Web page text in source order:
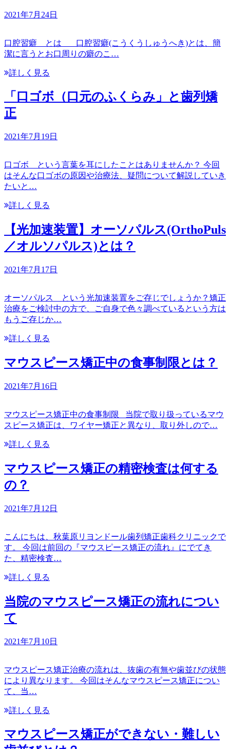
2021年7月24日
口腔習癖 とは 口腔習癖(こうくうしゅうへき)とは、簡
潔に言うとお口周りの癖のこ…
詳しく見る
「口ゴボ（口元のふくらみ」と歯列矯
正
2021年7月19日
口ゴボ という言葉を耳にしたことはありませんか？ 今回
はそんな口ゴボの原因や治療法、疑問について解説していき
たいと…
詳しく見る
【光加速装置】オーソパルス(OrthoPuls
／オルソパルス)とは？
2021年7月17日
オーソパルス という光加速装置をご存じでしょうか？矯正
治療をご検討中の方で、ご自身で色々調べているという方は
もうご存じか…
詳しく見る
マウスピース矯正中の食事制限とは？
2021年7月16日
マウスピース矯正中の食事制限 当院で取り扱っているマウ
スピース矯正は、ワイヤー矯正と異なり、取り外しので…
詳しく見る
マウスピース矯正の精密検査は何する
の？
2021年7月12日
こんにちは、秋葉原リヨンドール歯列矯正歯科クリニックで
す。 今回は前回の『マウスピース矯正の流れ』にでてき
た、精密検査…
詳しく見る
当院のマウスピース矯正の流れについ
て
2021年7月10日
マウスピース矯正治療の流れは、抜歯の有無や歯並びの状態
により異なります。 今回はそんなマウスピース矯正につい
て、当…
詳しく見る
マウスピース矯正ができない・難しい